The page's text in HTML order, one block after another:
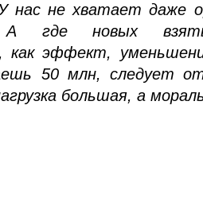
нас не хватает даже
где новых
как эффект,
50 млн, следует
большая, а